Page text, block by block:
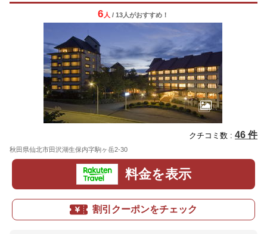
6 人 / 13人がおすすめ！
クチコミ数 : 46 件
秋田県仙北市田沢湖生保内字駒ヶ岳2-30
料金を表示
割引クーポンをチェック